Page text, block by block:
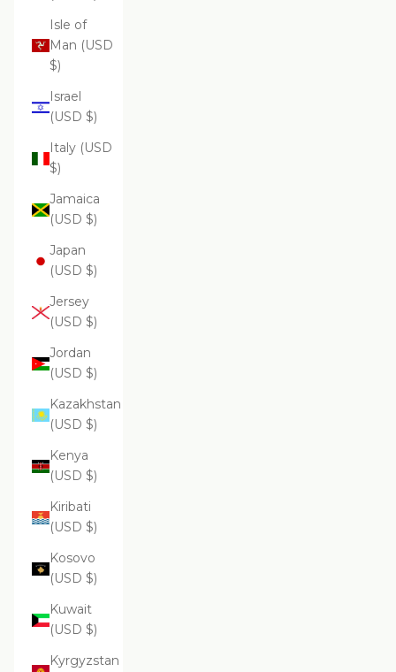
Isle of
Man (USD
$)
Israel
(USD $)
Italy (USD
$)
Jamaica
(USD $)
Japan
(USD $)
Jersey
(USD $)
Jordan
(USD $)
Kazakhstan
(USD $)
Kenya
(USD $)
Kiribati
(USD $)
Kosovo
(USD $)
Kuwait
(USD $)
Kyrgyzstan